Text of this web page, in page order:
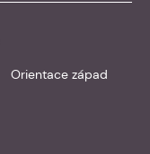
Orientace západ